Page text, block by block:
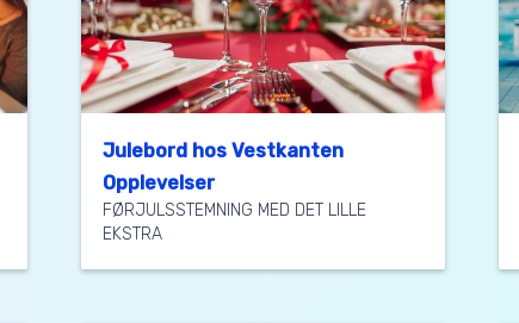
Julebord hos Vestkanten
Opplevelser
FØRJULSSTEMNING MED DET LILLE
EKSTRA